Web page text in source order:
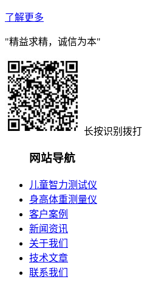
了解更多
"精益求精，诚信为本"
长按识别拨打
网站导航
儿童智力测试仪
身高体重测量仪
客户案例
新闻资讯
关于我们
技术文章
联系我们